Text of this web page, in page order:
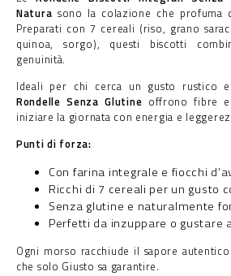
Natura sono la colazione che profuma
Preparati con 7 cereali (riso, grano
quinoa, sorgo), questi biscotti
genuinità.
Ideali per chi cerca un gusto rustico
Rondelle Senza Glutine offrono fibre
iniziare la giornata con energia e
Punti di forza:
Con farina integrale e fiocchi
Ricchi di 7 cereali per un gusto
Senza glutine e naturalmente
Perfetti da inzuppare o gustare
Ogni morso racchiude il sapore
che solo Giusto sa garantire.